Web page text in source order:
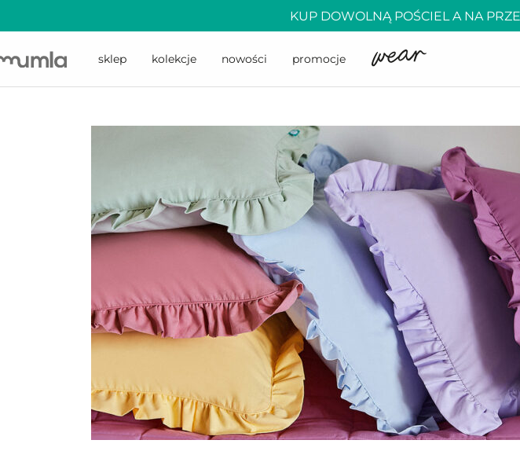
KUP DOWOLNĄ POŚCIEL A NA
sklep kolekcje nowości promocje